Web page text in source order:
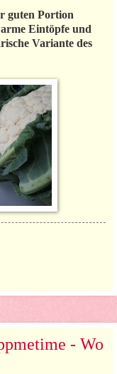
guten Portion
Eintöpfe und
Variante des
- Wo